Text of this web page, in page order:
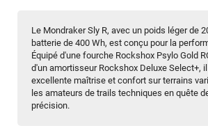
Le Mondraker Sly R, avec un poids léger de
batterie de 400 Wh, est conçu pour la
Équipé d'une fourche Rockshox Psylo Gold
d'un amortisseur Rockshox Deluxe Select+,
excellente maîtrise et confort sur terrains
les amateurs de trails techniques en quête
précision.